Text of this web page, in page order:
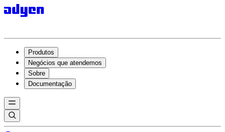
Produtos
Negócios que atendemos
Sobre
Documentação